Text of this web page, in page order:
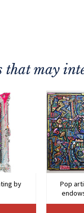
that may
by
Pop